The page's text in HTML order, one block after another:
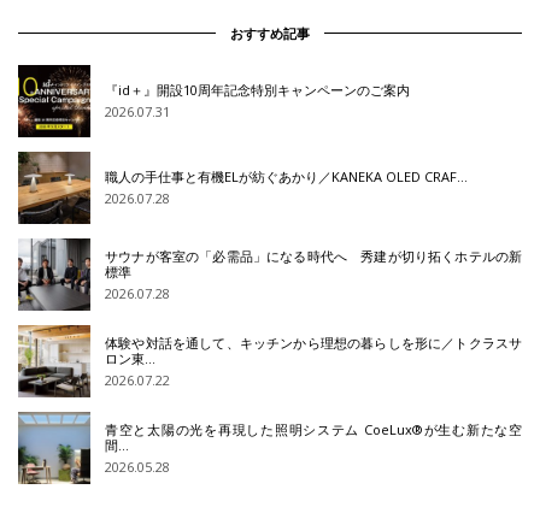
おすすめ記事
『id＋』開設10周年記念特別キャンペーンのご案内
2026.07.31
職人の手仕事と有機ELが紡ぐあかり／KANEKA OLED CRAF…
2026.07.28
サウナが客室の「必需品」になる時代へ 秀建が切り拓くホテルの新
標準
2026.07.28
体験や対話を通して、キッチンから理想の暮らしを形に／トクラスサ
ロン東…
2026.07.22
青空と太陽の光を再現した照明システム CoeLux®が生む新たな空
間…
2026.05.28